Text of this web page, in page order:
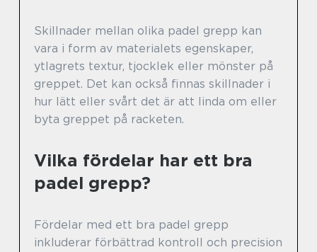
Skillnader mellan olika padel grepp kan
vara i form av materialets egenskaper,
ytlagrets textur, tjocklek eller mönster på
greppet. Det kan också finnas skillnader i
hur lätt eller svårt det är att linda om eller
byta greppet på racketen.
Vilka fördelar har ett bra
padel grepp?
Fördelar med ett bra padel grepp
inkluderar förbättrad kontroll och precision